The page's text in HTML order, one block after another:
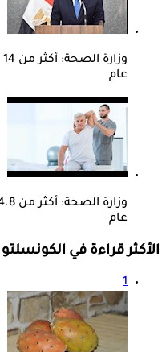
عام
عام
الأكثر قراءة في الكونسلتو
1